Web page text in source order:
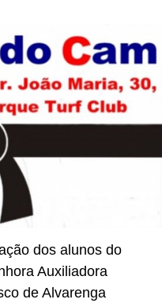
dos alunos do
Auxiliadora
de Alvarenga